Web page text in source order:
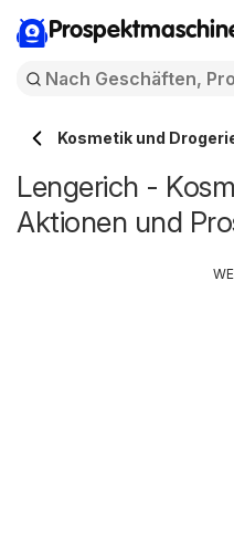
Kosmetik und
Lengerich -
Aktionen und